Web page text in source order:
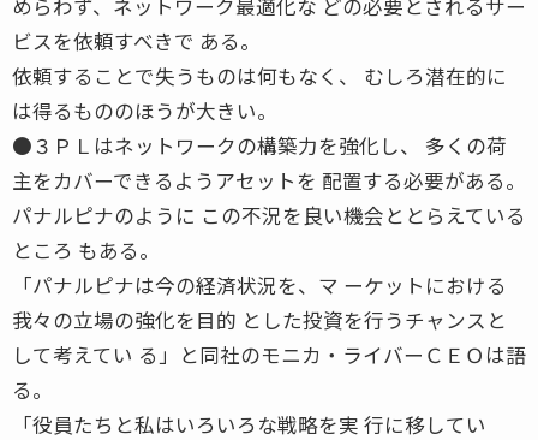
ビスを依頼すべきで ある。
依頼することで失うものは何もなく、 むしろ潜在的に
は得るもののほうが大きい。
●３ＰＬはネットワークの構築力を強化し、 多くの荷
主をカバーできるようアセットを 配置する必要がある。
パナルピナのように この不況を良い機会ととらえている
ところ もある。
「パナルピナは今の経済状況を、マ ーケットにおける
我々の立場の強化を目的 とした投資を行うチャンスと
して考えてい る」と同社のモニカ・ライバーＣＥＯは語
る。
「役員たちと私はいろいろな戦略を実 行に移してい